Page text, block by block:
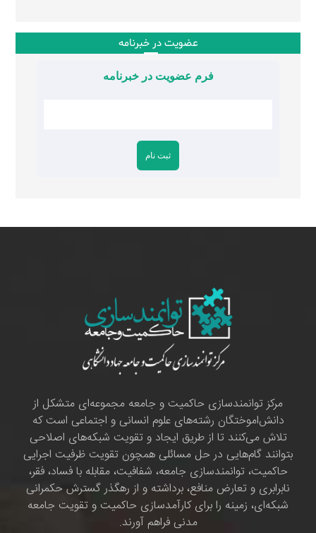
عضویت در خبرنامه
فرم عضویت در خبرنامه
مرکز توانمندسازی حاکمیت و جامعه مجموعه‌ای متشکل از
دانش‌اموختگان رشته‌های علوم انسانی و اجتماعی است که
تلاش می‌کنند تا از طریق ایجاد و تقویت شبکه‌های اصلاحی
بتوانند گام‌هایی در حل مسائلی همچون تقویت ظرفیت اجرایی
حاکمیت، توانمندسازی جامعه، شفافیت، مقابله با فساد، فقر،
نابرابری و تعارض منافع، برداشته و از رهگذر گسترش حکمرانی
شبکه‌ای، زمینه را برای کارآمدسازی حاکمیت و تقویت جامعه
مدنی فراهم آورند.